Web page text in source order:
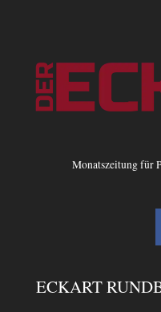
Monatszeitung für
ECKART